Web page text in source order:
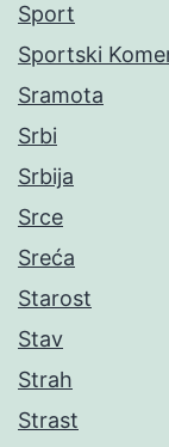
Sport
Sportski
Sramota
Srbi
Srbija
Srce
Sreća
Starost
Stav
Strah
Strast